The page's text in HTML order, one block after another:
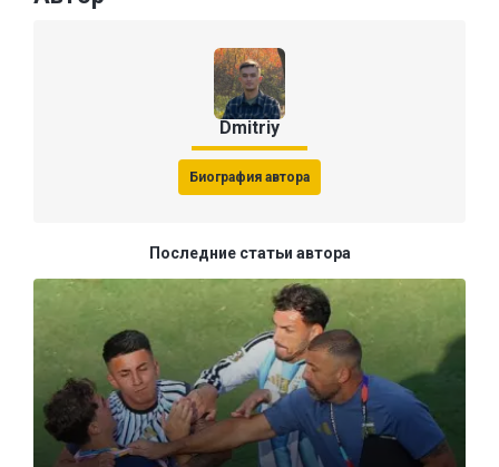
Dmitriy
Биография автора
Последние статьи автора